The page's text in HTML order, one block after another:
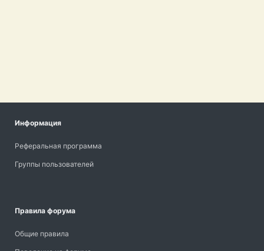
Информация
Реферальная программа
Группы пользователей
Правила форума
Общие правила